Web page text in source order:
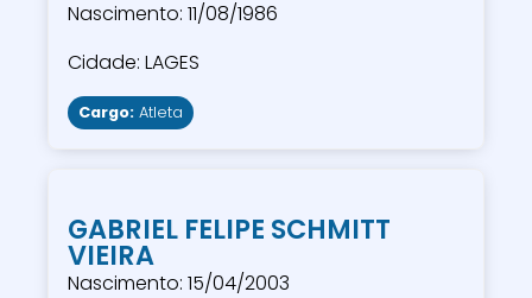
Nascimento: 11/08/1986
Cidade: LAGES
Cargo: Atleta
GABRIEL FELIPE SCHMITT
VIEIRA
Nascimento: 15/04/2003